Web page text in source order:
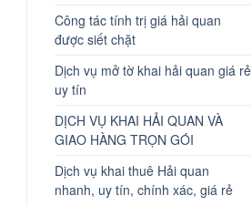
Công tác tính trị giá hải quan
được siết chặt
Dịch vụ mở tờ khai hải quan giá rẻ
uy tín
DỊCH VỤ KHAI HẢI QUAN VÀ
GIAO HÀNG TRỌN GÓI
Dịch vụ khai thuê Hải quan
nhanh, uy tín, chính xác, giá rẻ